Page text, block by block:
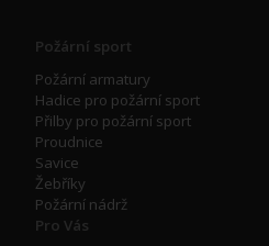
Požární sport
Požární armatury
Hadice pro požární sport
Přilby pro požární sport
Proudnice
Savice
Žebříky
Požární nádrž
Pro Vás